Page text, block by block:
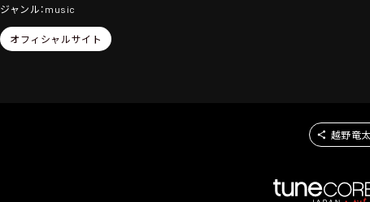
ジャンル：music
オフィシャルサイト
越野竜